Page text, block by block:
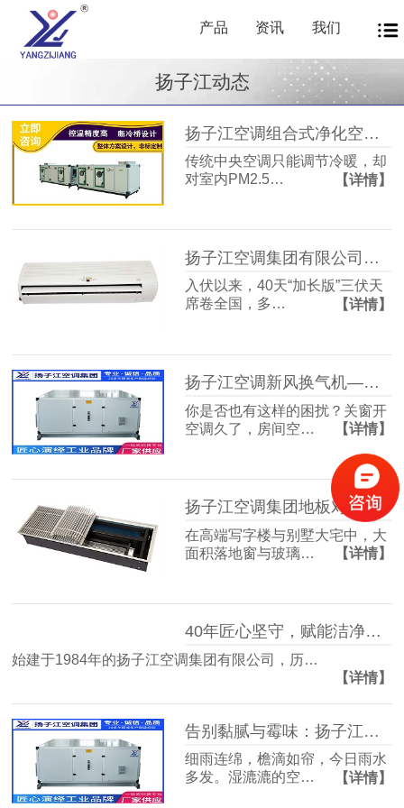
产品 资讯 我们
扬子江动态
扬子江空调组合式净化空调箱风机盘管中央新风系统——让每一次呼吸都成为健康投资
传统中央空调只能调节冷暖，却
对室内PM2.5…
【详情】
扬子江空调集团有限公司商用暖通源头厂家，40年匠心护航从容度伏
入伏以来，40天“加长版”三伏天
席卷全国，多…
【详情】
扬子江空调新风换气机——告别室内空气闷浊，畅享洁净富氧新生活
你是否也有这样的困扰？关窗开
空调久了，房间空…
【详情】
扬子江空调集团地板对流器：破解冬冷夏热难题，打造四季如春的舒适空间
在高端写字楼与别墅大宅中，大
面积落地窗与玻璃…
【详情】
40年匠心坚守，赋能洁净空气未来
始建于1984年的扬子江空调集团有限公司，历…
【详情】
告别黏腻与霉味：扬子江空调的梅雨季舒适生活指南
细雨连绵，檐滴如帘，今日雨水
多发。湿漉漉的空…
【详情】